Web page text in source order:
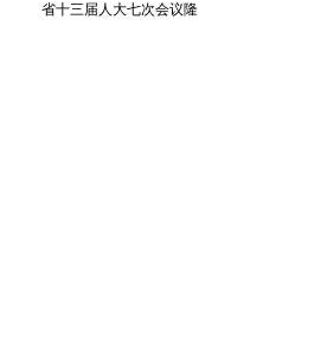
省十三届人大七次会议隆